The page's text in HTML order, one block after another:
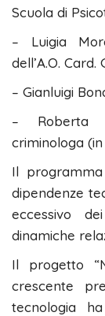
Scuola di
– Luigia
dell’A.O. Card.
– Gianluigi
– Roberta
criminologa
Il
dipendenze
eccessivo
dinamiche
Il progetto
crescente
tecnologia